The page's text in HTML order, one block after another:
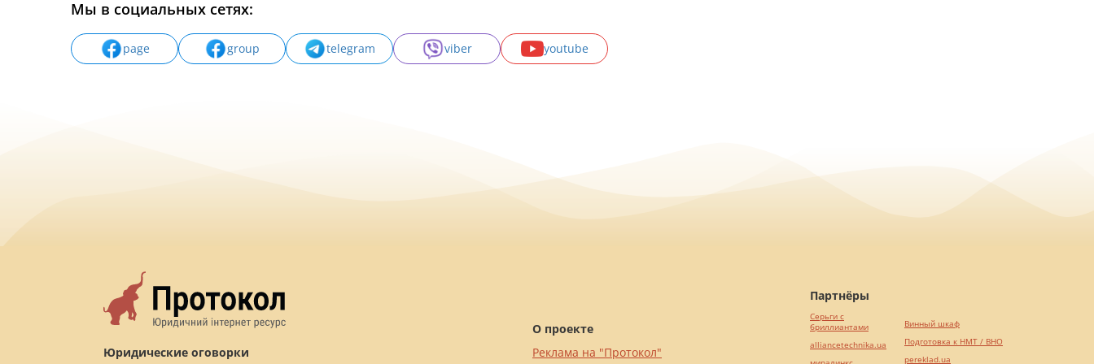
Мы в социальных сетях:
page group telegram viber youtube
Юридические оговорки
О проекте
Реклама на "Протокол"
Партнёры
Серьги с
бриллиантами
alliancetechnika.ua
Винный шкаф
Подготовка к НМТ / ВНО
pereklad.ua